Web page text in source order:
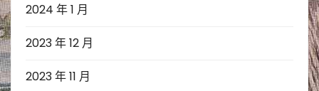
2024 年 1 月
2023 年 12 月
2023 年 11 月